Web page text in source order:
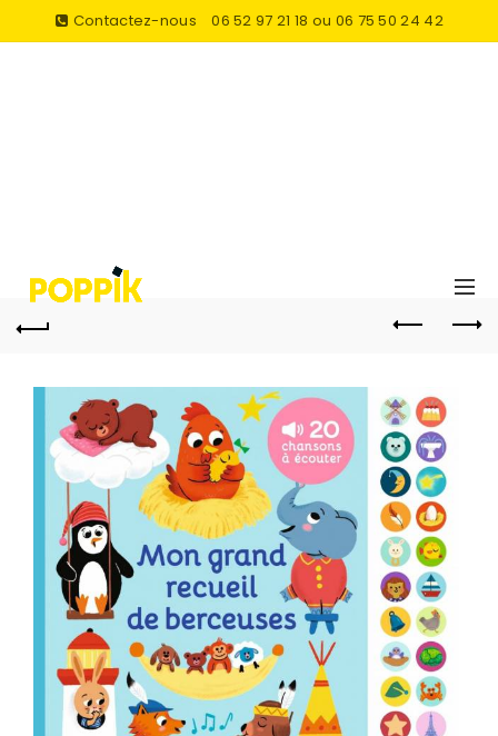
Contactez-nous 06 52 97 21 18 ou 06 75 50 24 42